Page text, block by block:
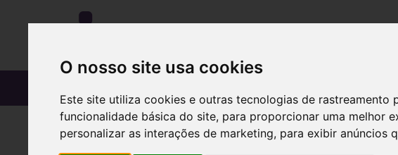
O nosso site usa cookies
Este site utiliza cookies e outras tecnologias de
funcionalidade básica do site, para proporcionar uma melhor
personalizar as interações de marketing, para exibir anúncios